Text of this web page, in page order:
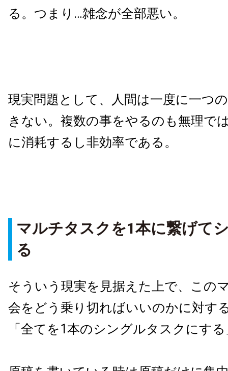
る。つまり…雑念が全部悪い。
現実問題として、人間は一度に一つ
きない。複数の事をやるのも無理で
に消耗するし非効率である。
マルチタスクを1本に繋げて
る
そういう現実を見据えた上で、この
会をどう乗り切ればいいのかに対す
「全てを1本のシングルタスクにす